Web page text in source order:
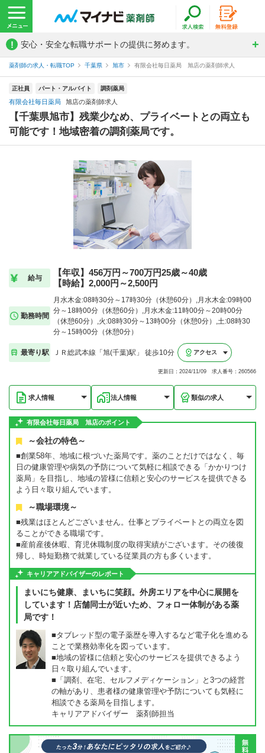
! 安心・安全な転職サポートの提供に努めます。
薬剤師の求人・転職TOP 千葉県 旭市 有限会社毎日薬局 旭店の薬剤師求人
正社員 パート・アルバイト 調剤薬局
有限会社毎日薬局 旭店の薬剤師求人
【千葉県旭市】残業少なめ、プライベートとの両立も
可能です！地域密着の調剤薬局です。
給与
【年収】456万円～700万円25歳～40歳
【時給】2,000円～2,500円
勤務時間
月水木金:08時30分～17時30分（休憩60分）,月水木金:09時00
分～18時00分（休憩60分）,月水木金:11時00分～20時00分
（休憩60分）,火:08時30分～13時00分（休憩0分）,土:08時30
分～15時00分（休憩0分）
最寄り駅 ＪＲ総武本線「旭(千葉)駅」 徒歩10分 アクセス
更新日：2024/11/09 求人番号：260566
求人情報 法人情報 類似の求人
有限会社毎日薬局 旭店のポイント
～会社の特色～
■創業58年、地域に根づいた薬局です。薬のことだけではなく、毎
日の健康管理や病気の予防について気軽に相談できる「かかりつけ
薬局」を目指し、地域の皆様に信頼と安心のサービスを提供できる
よう日々取り組んでいます。
～職場環境～
■残業はほとんどございません。仕事とプライベートとの両立を図
ることができる職場です。
■産前産後休暇、育児休職制度の取得実績がございます。その後復
帰し、時短勤務で就業している従業員の方も多くいます。
キャリアアドバイザーのレポート
まいにち健康、まいちに笑顔。外房エリアを中心に展開を
しています！店舗同士が近いため、フォロー体制がある薬
局です！
■タブレッド型の電子薬歴を導入するなど電子化を進める
ことで業務効率化を図っています。
■地域の皆様に信頼と安心のサービスを提供できるよう
日々取り組んでいます。
■「調剤、在宅、セルフメディケーション」と3つの経営
の軸があり、患者様の健康管理や予防についても気軽に
相談できる薬局を目指します。
キャリアアドバイザー 薬剤師担当